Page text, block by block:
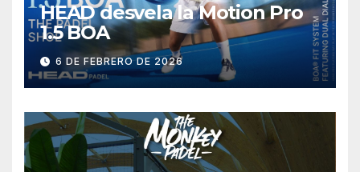
HEAD desvela la Motion Pro
1.5 BOA
6 DE FEBRERO DE 2026